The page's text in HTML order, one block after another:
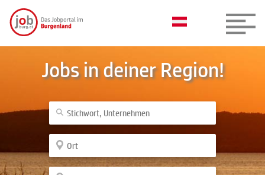
Jobs in deiner Region!